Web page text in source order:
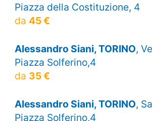
Piazza della Costituzione, 4
da 45 €
Alessandro Siani, TORINO,
Piazza Solferino,4
da 35 €
Alessandro Siani, TORINO,
Piazza Solferino,4